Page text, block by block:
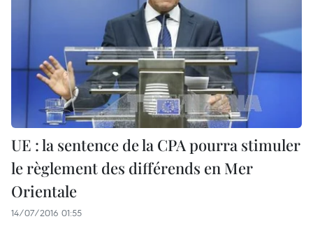
UE ​: la sentence de la CPA ​pourra stimuler
le règlement des différends en Mer
Orientale
14/07/2016 01:55